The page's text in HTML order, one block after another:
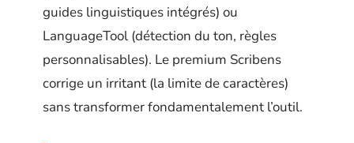
guides linguistiques intégrés) ou
LanguageTool (détection du ton, règles
personnalisables). Le premium Scribens
corrige un irritant (la limite de caractères)
sans transformer fondamentalement l’outil.